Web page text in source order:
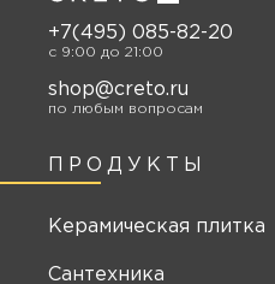
ПРОДУКТЫ
Керамическая плитка
Сантехника
+7(495) 085-82-20
c 9:00 до 21:00
shop@creto.ru
по любым вопросам